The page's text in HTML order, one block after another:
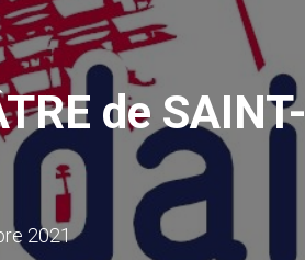
de SAINT-
2021